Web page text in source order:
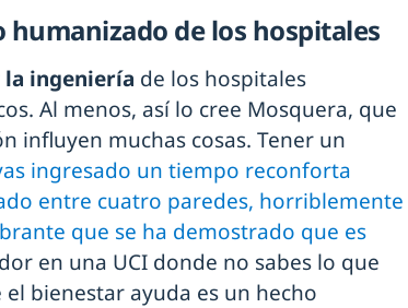
humanizado de los hospitales
ingeniería de los hospitales
Al menos, así lo cree Mosquera, que
influyen muchas cosas. Tener un
ingresado un tiempo reconforta
entre cuatro paredes, horriblemente
que se ha demostrado que es
en una UCI donde no sabes lo que
el bienestar ayuda es un hecho